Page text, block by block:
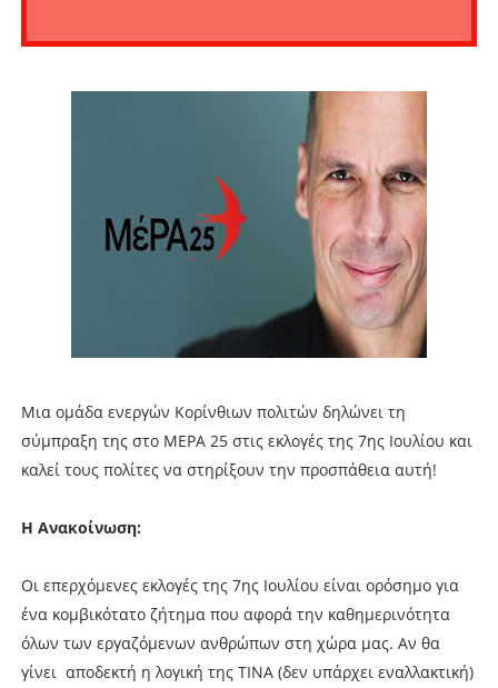
Μια ομάδα ενεργών Κορίνθιων πολιτών δηλώνει τη
σύμπραξη της στο ΜΕΡΑ 25 στις εκλογές της 7ης Ιουλίου και
καλεί τους πολίτες να στηρίξουν την προσπάθεια αυτή!
Η Ανακοίνωση:
Οι επερχόμενες εκλογές της 7ης Ιουλίου είναι ορόσημο για
ένα κομβικότατο ζήτημα που αφορά την καθημερινότητα
όλων των εργαζόμενων ανθρώπων στη χώρα μας. Αν θα
γίνει αποδεκτή η λογική της ΤΙΝΑ (δεν υπάρχει εναλλακτική)